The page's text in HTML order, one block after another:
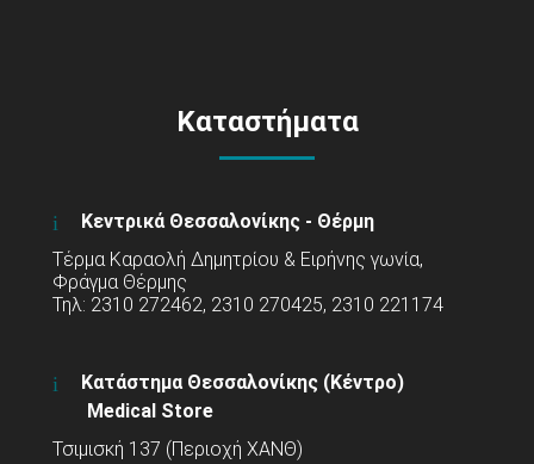
Καταστήματα
Κεντρικά Θεσσαλονίκης - Θέρμη
Τέρμα Καραολή Δημητρίου & Ειρήνης γωνία,
Φράγμα Θέρμης
Τηλ: 2310 272462, 2310 270425, 2310 221174
Κατάστημα Θεσσαλονίκης (Κέντρο)
Medical Store
Τσιμισκή 137 (Περιοχή ΧΑΝΘ)